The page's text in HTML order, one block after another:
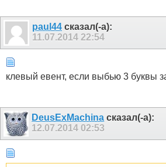
paul44 сказал(-а):
11.07.2014 22:54
клевый евент, если выбью 3 буквы
DeusExMachina сказал(-а):
12.07.2014 02:53